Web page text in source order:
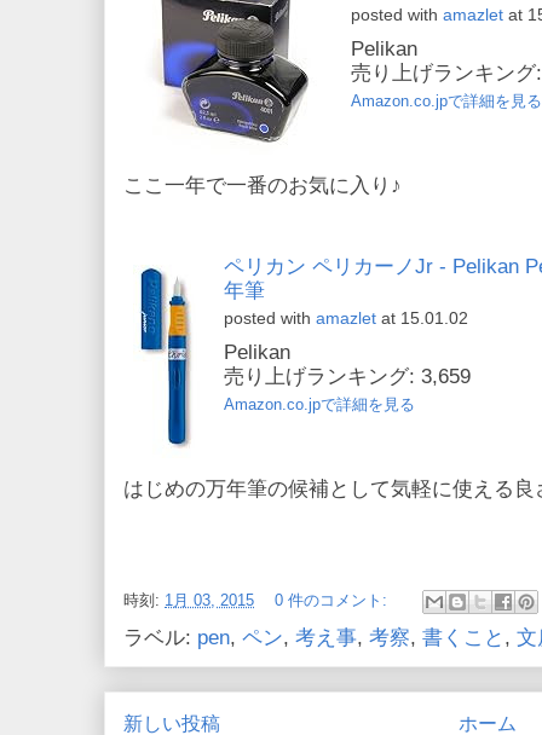
posted with amazlet at
Pelikan
売り上げランキング
Amazon.co.jpで詳細を見る
ここ一年で一番のお気に入り♪
ペリカン ペリカーノJr - Pelikan
年筆
posted with amazlet at 15.01.02
Pelikan
売り上げランキング: 3,659
Amazon.co.jpで詳細を見る
はじめの万年筆の候補として気軽に使える良
時刻: 1月 03, 2015 0 件のコメント:
ラベル: pen, ペン, 考え事, 考察, 書くこと , 文
新しい投稿 ホーム